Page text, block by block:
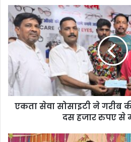
एकता सेवा सोसाइटी ने गरीब
दस हजार रुपए से